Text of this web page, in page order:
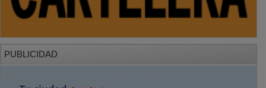
PUBLICIDAD